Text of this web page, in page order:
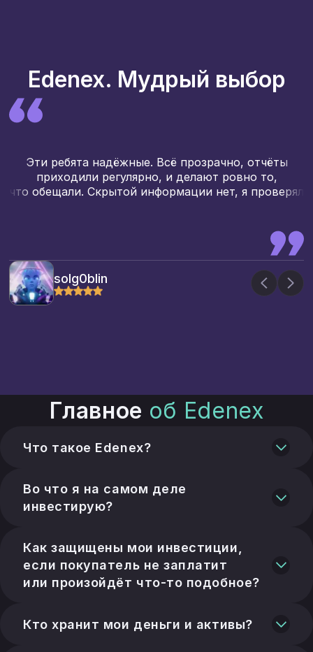
Edenex. Мудрый выбор
Эти ребята надёжные. Всё прозрачно, отчёты
приходили регулярно, и делают ровно то,
что обещали. Скрытой информации нет, я проверял
solg0blin
Главное об Edenex
Что такое Edenex?
с документально подтверждёнными
экспортными поставками. Все средства
кастодиальных партнёров — Edenex
никогда не держит ваши деньги напрямую.
Во что я на самом деле
инвестирую?
оставшийся после отгрузки, — а не
«слепой» пул.
Как защищены мои инвестиции,
если покупатель не заплатит
или произойдёт что-то подобное?
капитала. Старший транш погашается
Кто хранит мои деньги и активы?